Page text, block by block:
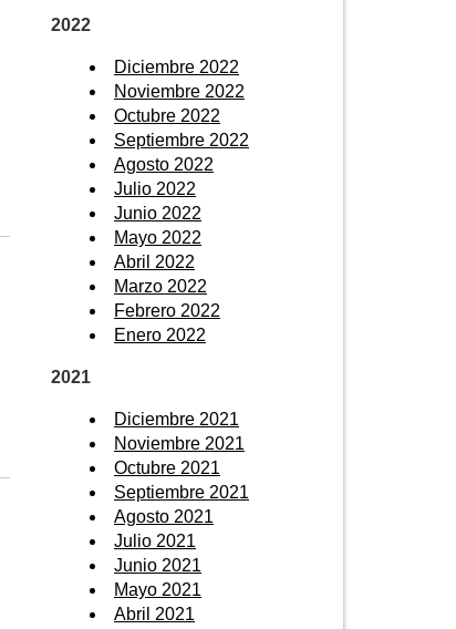
2022
Diciembre 2022
Noviembre 2022
Octubre 2022
Septiembre 2022
Agosto 2022
Julio 2022
Junio 2022
Mayo 2022
Abril 2022
Marzo 2022
Febrero 2022
Enero 2022
2021
Diciembre 2021
Noviembre 2021
Octubre 2021
Septiembre 2021
Agosto 2021
Julio 2021
Junio 2021
Mayo 2021
Abril 2021